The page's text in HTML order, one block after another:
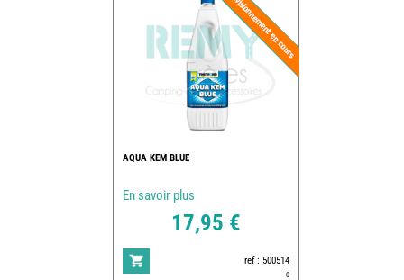
AQUA KEM BLUE
En savoir plus
17,95 €
ref : 500514
0